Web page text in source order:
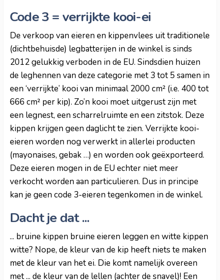
Code 3 = verrijkte kooi-ei
De verkoop van eieren en kippenvlees uit traditionele
(dichtbehuisde) legbatterijen in de winkel is sinds
2012 gelukkig verboden in de EU. Sindsdien huizen
de leghennen van deze categorie met 3 tot 5 samen in
een ‘verrijkte’ kooi van minimaal 2000 cm² (i.e. 400 tot
666 cm² per kip). Zo’n kooi moet uitgerust zijn met
een legnest, een scharrelruimte en een zitstok. Deze
kippen krijgen geen daglicht te zien. Verrijkte kooi-
eieren worden nog verwerkt in allerlei producten
(mayonaises, gebak …) en worden ook geëxporteerd.
Deze eieren mogen in de EU echter niet meer
verkocht worden aan particulieren. Dus in principe
kan je geen code 3-eieren tegenkomen in de winkel.
Dacht je dat ...
... bruine kippen bruine eieren leggen en witte kippen
witte? Nope, de kleur van de kip heeft niets te maken
met de kleur van het ei. Die komt namelijk overeen
met ... de kleur van de lellen (achter de snavel)! Een